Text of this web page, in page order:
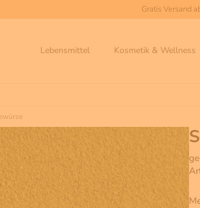
Gratis Versand
Lebensmittel Kosmetik & Wellness